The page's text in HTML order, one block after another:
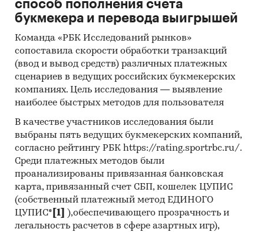
1. Базы данных Федеральной Таможенной
службы РФ, ФСГС РФ (Росстат).
2. Материалы DataMonitor, EuroMonitor,
Eurostat.
3. Печатные и электронные деловые и
специализированные издания, аналитические
4. Ресурсы сети Интернет в России и мире.
5. Экспертные опросы.
6. Материалы участников отечественного и
мирового рынков.
7. Результаты исследований маркетинговых и
консалтинговых агентств.
способ пополнения счета
букмекера и перевода выигрышей
Команда «РБК Исследований рынков»
сопоставила скорости обработки транзакций
(ввод и вывод средств) различных платежных
сценариев в ведущих российских букмекерских
компаниях. Цель исследования — выявление
наиболее быстрых методов для пользователя
В качестве участников исследования были
выбраны пять ведущих букмекерских компаний,
согласно рейтингу РБК https://rating.sportrbc.ru/.
Среди платежных методов были
проанализированы привязанная банковская
карта, привязанный счет СБП, кошелек ЦУПИС
(собственный платежный метод ЕДИНОГО
ЦУПИС* [1]
),обеспечивающего прозрачность и
легальность расчетов в сфере азартных игр),